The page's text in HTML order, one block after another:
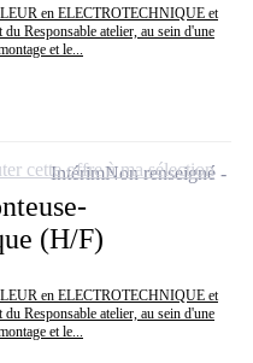
en ELECTROTECHNIQUE et
Responsable atelier, au sein d'une
et le...
(H/F)
en ELECTROTECHNIQUE et
Responsable atelier, au sein d'une
et le...
IntérimNon renseigné
cette offre à ma sélection